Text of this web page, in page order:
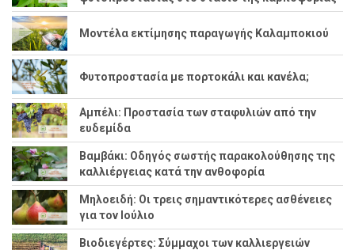
Μοντέλα εκτίμησης παραγωγής Καλαμποκιού
Φυτοπροστασία με πορτοκάλι και κανέλα;
Αμπέλι: Προστασία των σταφυλιών από την
ευδεμίδα
Βαμβάκι: Οδηγός σωστής παρακολούθησης της
καλλιέργειας κατά την ανθοφορία
Μηλοειδή: Οι τρεις σημαντικότερες ασθένειες
για τον Ιούλιο
Βιοδιεγέρτες: Σύμμαχοι των καλλιεργειών